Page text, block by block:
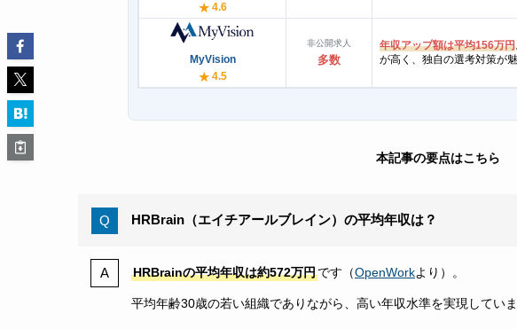
★4.6
MyVision
★4.5
非公開求人
多数
年収アップ額は平均156万円
が高く、独自の選考対策が魅
本記事の要点はこちら
HRBrain（エイチアールブレイン）の平均年収は？
HRBrainの平均年収は約572万円です（OpenWorkより）。
平均年齢30歳の若い組織でありながら、高い年収水準を実現していま